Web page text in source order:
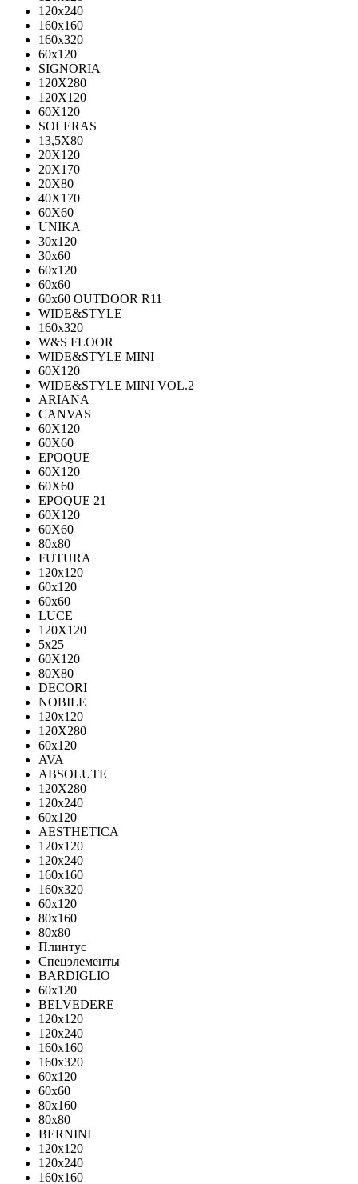
120x240
160x160
160x320
60x120
SIGNORIA
120X280
120Х120
60X120
SOLERAS
13,5Х80
20Х120
20Х170
20Х80
40Х170
60Х60
UNIKA
30х120
30х60
60х120
60х60
60х60 OUTDOOR R11
WIDE&STYLE
160x320
W&S FLOOR
WIDE&STYLE MINI
60X120
WIDE&STYLE MINI VOL.2
ARIANA
CANVAS
60Х120
60Х60
EPOQUE
60X120
60X60
EPOQUE 21
60X120
60X60
80х80
FUTURA
120х120
60х120
60х60
LUCE
120X120
5x25
60X120
80X80
DECORI
NOBILE
120x120
120X280
60x120
AVA
ABSOLUTE
120X280
120х240
60х120
AESTHETICA
120x120
120x240
160x160
160x320
60x120
80x160
80x80
Плинтус
Спецэлементы
BARDIGLIO
60x120
BELVEDERE
120x120
120x240
160x160
160x320
60x120
60x60
80x160
80x80
BERNINI
120x120
120x240
160x160